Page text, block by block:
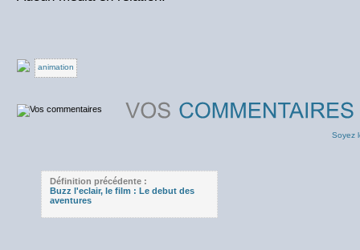
animation
Soyez
Définition précédente :
Buzz l'eclair, le film : Le debut des
aventures